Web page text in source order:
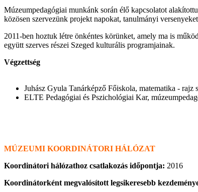
Múzeumpedagógiai munkánk során élő kapcsolatot
közösen szervezünk projekt napokat, tanulmányi
2011-ben hoztuk létre önkéntes körünket, amely ma is
együtt szerves részei Szeged kulturális programjainak.
Végzettség
Juhász Gyula Tanárképző Főiskola, matematika - rajz
ELTE Pedagógiai és Pszichológiai Kar,
MÚZEUMI KOORDINÁTORI HÁLÓZAT
Koordinátori hálózathoz csatlakozás időpontja: 2016
Koordinátorként megvalósított legsikeresebb